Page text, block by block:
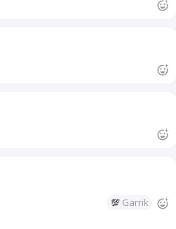
💯 Garrik